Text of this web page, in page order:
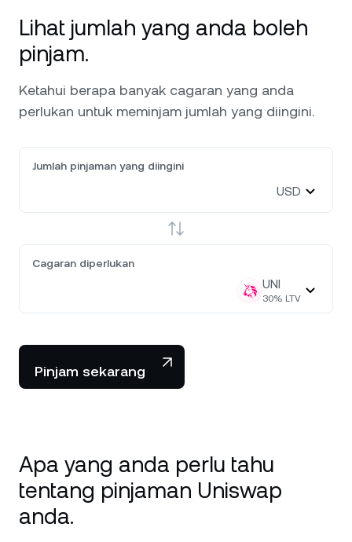
Lihat jumlah yang anda boleh
pinjam.
Ketahui berapa banyak cagaran yang anda
perlukan untuk meminjam jumlah yang diingini.
Jumlah pinjaman yang diingini
USD
Cagaran diperlukan
UNI
30% LTV
Pinjam sekarang
Apa yang anda perlu tahu
tentang pinjaman Uniswap
anda.